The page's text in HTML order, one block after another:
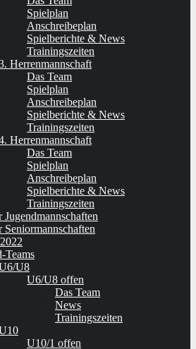
Spielplan
Anschreibeplan
Spielberichte & News
Trainingszeiten
Herrenmannschaft
Das Team
Spielplan
Anschreibeplan
Spielberichte & News
Trainingszeiten
Herrenmannschaft
Das Team
Spielplan
Anschreibeplan
Spielberichte & News
Trainingszeiten
Jugendmannschaften
Seniormannschaften
Teams
U8
U6/U8 offen
Das Team
News
Trainingszeiten
U10/1 offen